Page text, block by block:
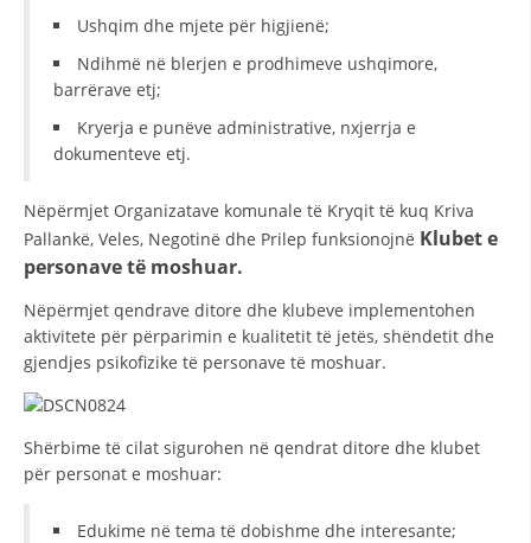
KUSH JEMI NE
VEPRIMTARI
DORACAKË
STRATEGJI
MATERIAL EDUKATIVO INFORMATIV
PRESENTATIONS
Ushqim dhe mjete për higjienë;
Ndihmë në blerjen e prodhimeve ushqimore,
barrërave etj;
Kryerja e punëve administrative, nxjerrja e
dokumenteve etj.
Nëpërmjet Organizatave komunale të Kryqit të kuq Kriva
Pallankë, Veles, Negotinë dhe Prilep funksionojnë Klubet e
personave të moshuar.
Nëpërmjet qendrave ditore dhe klubeve implementohen
aktivitete për përparimin e kualitetit të jetës, shëndetit dhe
gjendjes psikofizike të personave të moshuar.
Shërbime të cilat sigurohen në qendrat ditore dhe klubet
për personat e moshuar:
Edukime në tema të dobishme dhe interesante;